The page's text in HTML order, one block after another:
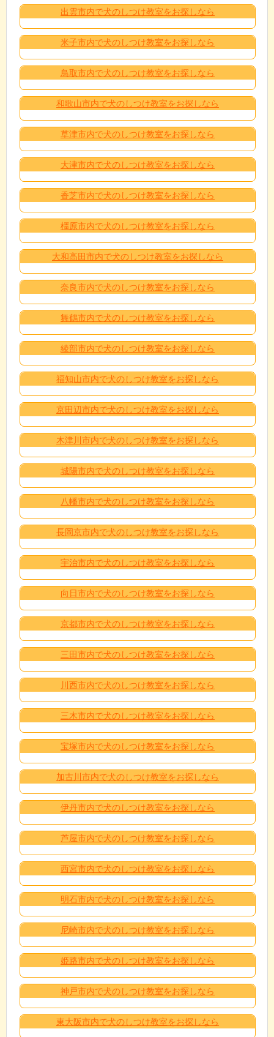
出雲市内で犬のしつけ教室をお探しなら
米子市内で犬のしつけ教室をお探しなら
鳥取市内で犬のしつけ教室をお探しなら
和歌山市内で犬のしつけ教室をお探しなら
草津市内で犬のしつけ教室をお探しなら
大津市内で犬のしつけ教室をお探しなら
香芝市内で犬のしつけ教室をお探しなら
橿原市内で犬のしつけ教室をお探しなら
大和高田市内で犬のしつけ教室をお探しなら
奈良市内で犬のしつけ教室をお探しなら
舞鶴市内で犬のしつけ教室をお探しなら
綾部市内で犬のしつけ教室をお探しなら
福知山市内で犬のしつけ教室をお探しなら
京田辺市内で犬のしつけ教室をお探しなら
木津川市内で犬のしつけ教室をお探しなら
城陽市内で犬のしつけ教室をお探しなら
八幡市内で犬のしつけ教室をお探しなら
長岡京市内で犬のしつけ教室をお探しなら
宇治市内で犬のしつけ教室をお探しなら
向日市内で犬のしつけ教室をお探しなら
京都市内で犬のしつけ教室をお探しなら
三田市内で犬のしつけ教室をお探しなら
川西市内で犬のしつけ教室をお探しなら
三木市内で犬のしつけ教室をお探しなら
宝塚市内で犬のしつけ教室をお探しなら
加古川市内で犬のしつけ教室をお探しなら
伊丹市内で犬のしつけ教室をお探しなら
芦屋市内で犬のしつけ教室をお探しなら
西宮市内で犬のしつけ教室をお探しなら
明石市内で犬のしつけ教室をお探しなら
尼崎市内で犬のしつけ教室をお探しなら
姫路市内で犬のしつけ教室をお探しなら
神戸市内で犬のしつけ教室をお探しなら
東大阪市内で犬のしつけ教室をお探しなら